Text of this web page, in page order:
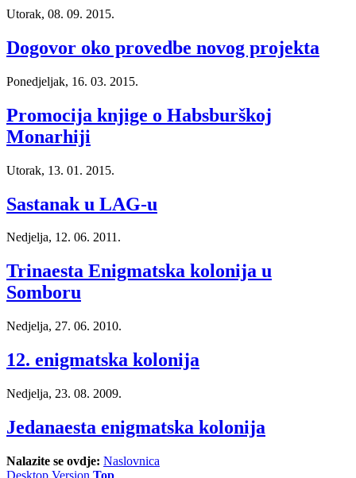
Utorak, 08. 09. 2015.
Dogovor oko provedbe novog projekta
Ponedjeljak, 16. 03. 2015.
Promocija knjige o Habsburškoj
Monarhiji
Utorak, 13. 01. 2015.
Sastanak u LAG-u
Nedjelja, 12. 06. 2011.
Trinaesta Enigmatska kolonija u
Somboru
Nedjelja, 27. 06. 2010.
12. enigmatska kolonija
Nedjelja, 23. 08. 2009.
Jedanaesta enigmatska kolonija
Nalazite se ovdje: Naslovnica
Desktop Version Top